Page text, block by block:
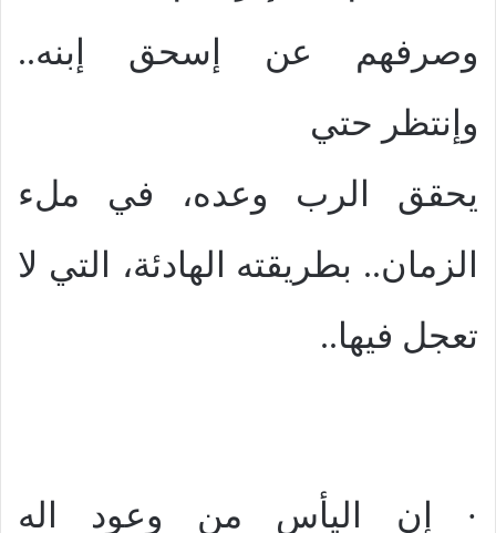
وصرفهم عن إسحق إبنه..
وإنتظر حتي
يحقق الرب وعده، في ملء
الزمان.. بطريقته الهادئة، التي لا
تعجل فيها..
· إن اليأس من وعود اله